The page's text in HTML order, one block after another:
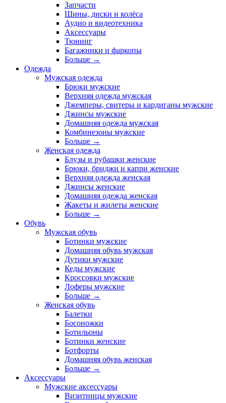
Запчасти
Шины, диски и колёса
Аудио и видеотехника
Аксессуары
Тюнинг
Багажники и фаркопы
Больше →
Одежда
Мужская одежда
Брюки мужские
Верхняя одежда мужская
Джемперы, свитеры и кардиганы мужские
Джинсы мужские
Домашняя одежда мужская
Комбинезоны мужские
Больше →
Женская одежда
Блузы и рубашки женские
Брюки, бриджи и капри женские
Верхняя одежда женская
Джинсы женские
Домашняя одежда женская
Жакеты и жилеты женские
Больше →
Обувь
Мужская обувь
Ботинки мужские
Домашняя обувь мужская
Дутики мужские
Кеды мужские
Кроссовки мужские
Лоферы мужские
Больше →
Женская обувь
Балетки
Босоножки
Ботильоны
Ботинки женские
Ботфорты
Домашняя обувь женская
Больше →
Аксессуары
Мужские аксессуары
Визитницы мужские